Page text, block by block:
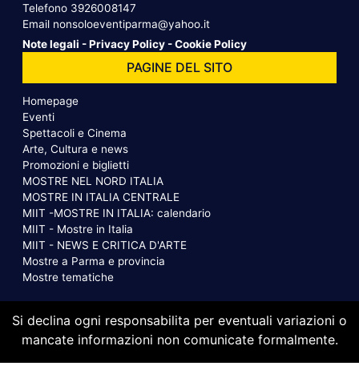
Telefono 3926008147
Email nonsoloeventiparma@yahoo.it
Note legali -Privacy Policy -Cookie Policy
PAGINE DEL SITO
Homepage
Eventi
Spettacoli e Cinema
Arte, Cultura e news
Promozioni e biglietti
MOSTRE NEL NORD ITALIA
MOSTRE IN ITALIA CENTRALE
MIIT -MOSTRE IN ITALIA: calendario
MIIT - Mostre in Italia
MIIT - NEWS E CRITICA D'ARTE
Mostre a Parma e provincia
Mostre tematiche
Si declina ogni responsabilita per eventuali variazioni o
mancate informazioni non comunicate formalmente.